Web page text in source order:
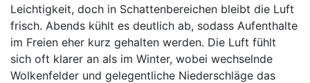
Leichtigkeit, doch in Schattenbereichen bleibt die Luft
frisch. Abends kühlt es deutlich ab, sodass Aufenthalte
im Freien eher kurz gehalten werden. Die Luft fühlt
sich oft klarer an als im Winter, wobei wechselnde
Wolkenfelder und gelegentliche Niederschläge das